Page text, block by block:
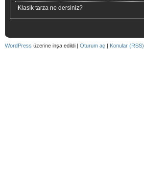
Klasik tarza ne dersiniz?
WordPress üzerine inşa edildi | Oturum aç | Konular (RSS)